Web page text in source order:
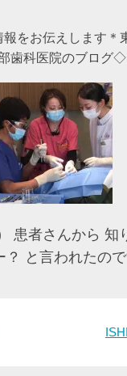
をお伝えします＊
歯科医院のブログ◇
患者さんから 知
？ と言われたの